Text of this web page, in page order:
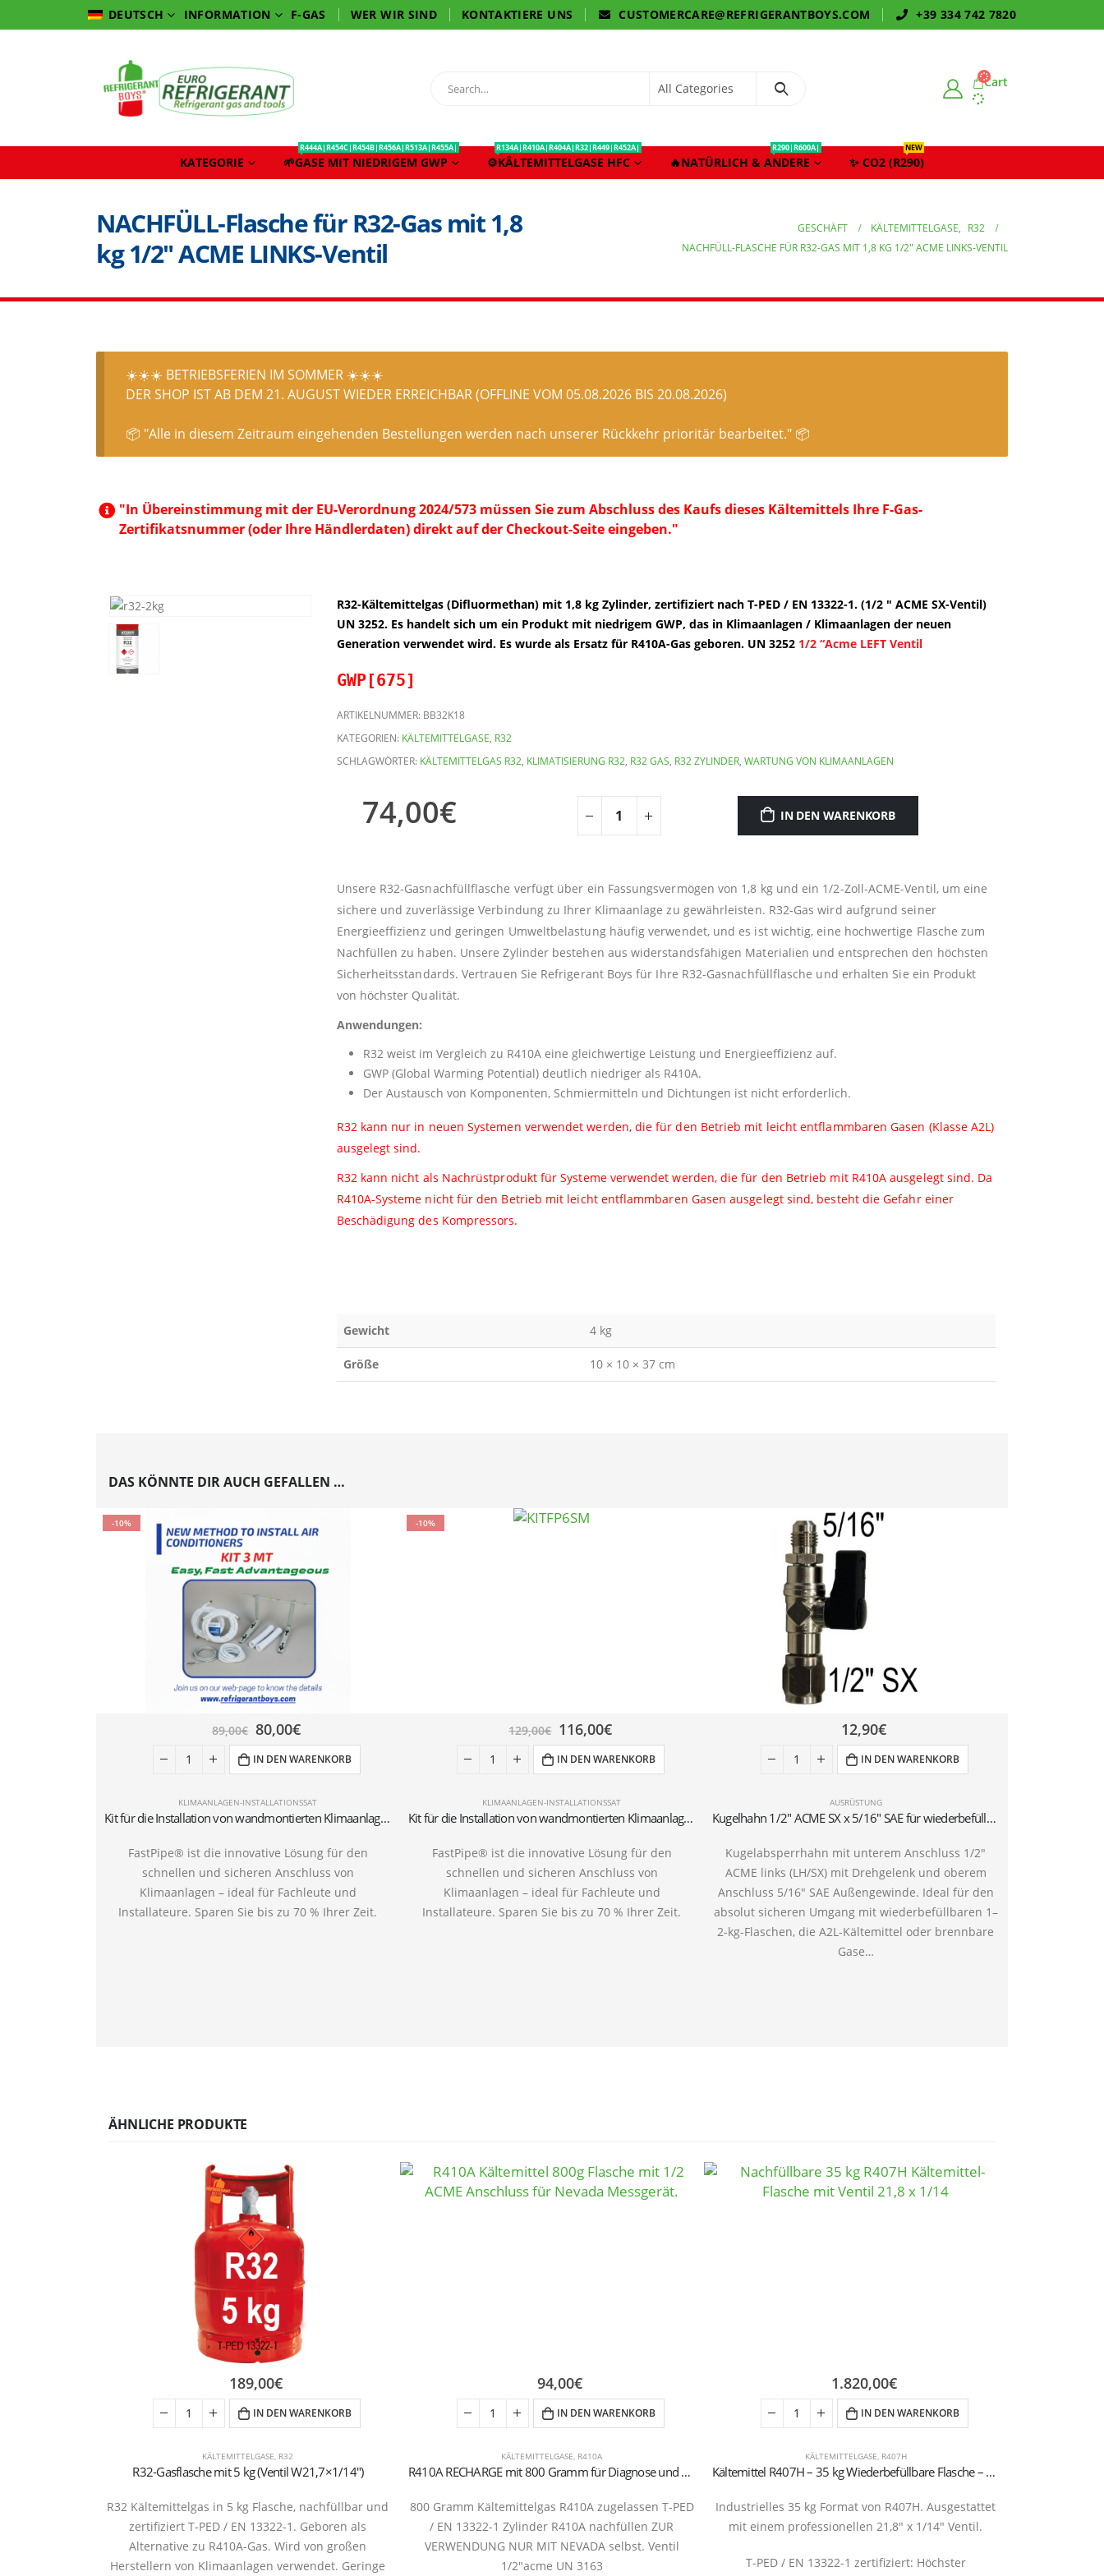
DEUTSCH INFORMATION F-GAS WER WIR SIND KONTAKTIERE UNS CUSTOMERCARE@REFRIGERANTBOYS.COM +39 334 742 7820
Cart
KATEGORIE 🌱GASE MIT NIEDRIGEM GWP
R444A|R454C|R454B|R456A|R513A|R455A|
⚙️KÄLTEMITTELGASE HFC
R134A|R410A|R404A|R32|R449|R452A|
🔥NATÜRLICH & ANDERE
R290|R600A|
✨ CO2 (R290)
NEW
NACHFÜLL-Flasche für R32-Gas mit 1,8
kg 1/2″ ACME LINKS-Ventil
GESCHÄFT KÄLTEMITTELGASE, R32
NACHFÜLL-FLASCHE FÜR R32-GAS MIT 1,8 KG 1/2″ ACME LINKS-VENTIL
☀️☀️☀️ BETRIEBSFERIEN IM SOMMER ☀️☀️☀️
DER SHOP IST AB DEM 21. AUGUST WIEDER ERREICHBAR (OFFLINE VOM 05.08.2026 BIS 20.08.2026)
📦 "Alle in diesem Zeitraum eingehenden Bestellungen werden nach unserer Rückkehr prioritär bearbeitet." 📦
"In Übereinstimmung mit der EU-Verordnung 2024/573 müssen Sie zum Abschluss des Kaufs dieses Kältemittels Ihre F-Gas-
Zertifikatsnummer (oder Ihre Händlerdaten) direkt auf der Checkout-Seite eingeben."
R32-Kältemittelgas (Difluormethan) mit 1,8 kg Zylinder, zertifiziert nach T-PED / EN 13322-1. (1/2 ″ ACME SX-Ventil)
UN 3252. Es handelt sich um ein Produkt mit niedrigem GWP, das in Klimaanlagen / Klimaanlagen der neuen
Generation verwendet wird. Es wurde als Ersatz für R410A-Gas geboren. UN 3252 1/2 “Acme LEFT Ventil
GWP[675]
ARTIKELNUMMER: BB32K18
KATEGORIEN: KÄLTEMITTELGASE, R32
SCHLAGWÖRTER: KÄLTEMITTELGAS R32, KLIMATISIERUNG R32, R32 GAS, R32 ZYLINDER, WARTUNG VON KLIMAANLAGEN
74,00€ IN DEN WARENKORB
Unsere R32-Gasnachfüllflasche verfügt über ein Fassungsvermögen von 1,8 kg und ein 1/2-Zoll-ACME-Ventil, um eine
sichere und zuverlässige Verbindung zu Ihrer Klimaanlage zu gewährleisten. R32-Gas wird aufgrund seiner
Energieeffizienz und geringen Umweltbelastung häufig verwendet, und es ist wichtig, eine hochwertige Flasche zum
Nachfüllen zu haben. Unsere Zylinder bestehen aus widerstandsfähigen Materialien und entsprechen den höchsten
Sicherheitsstandards. Vertrauen Sie Refrigerant Boys für Ihre R32-Gasnachfüllflasche und erhalten Sie ein Produkt
von höchster Qualität.
Anwendungen:
R32 weist im Vergleich zu R410A eine gleichwertige Leistung und Energieeffizienz auf.
GWP (Global Warming Potential) deutlich niedriger als R410A.
Der Austausch von Komponenten, Schmiermitteln und Dichtungen ist nicht erforderlich.
R32 kann nur in neuen Systemen verwendet werden, die für den Betrieb mit leicht entflammbaren Gasen (Klasse A2L)
ausgelegt sind.
R32 kann nicht als Nachrüstprodukt für Systeme verwendet werden, die für den Betrieb mit R410A ausgelegt sind. Da
R410A-Systeme nicht für den Betrieb mit leicht entflammbaren Gasen ausgelegt sind, besteht die Gefahr einer
Beschädigung des Kompressors.
Gewicht 4 kg
Größe 10 × 10 × 37 cm
DAS KÖNNTE DIR AUCH GEFALLEN …
-10%
KLIMAANLAGEN-INSTALLATIONSSAT
Kit für die Installation von wandmontierten Klimaanlagen mit 3-Meter-Rohren 1/4″+3/8″SAE
FastPipe® ist die innovative Lösung für den
schnellen und sicheren Anschluss von
Klimaanlagen – ideal für Fachleute und
Installateure. Sparen Sie bis zu 70 % Ihrer Zeit.
89,00€ 80,00€
IN DEN WARENKORB
-10%
KLIMAANLAGEN-INSTALLATIONSSAT
Kit für die Installation von wandmontierten Klimaanlagen mit 6-Meter-Rohren 1/4″+3/8″SAE
FastPipe® ist die innovative Lösung für den
schnellen und sicheren Anschluss von
Klimaanlagen – ideal für Fachleute und
Installateure. Sparen Sie bis zu 70 % Ihrer Zeit.
129,00€ 116,00€
IN DEN WARENKORB
AUSRÜSTUNG
Kugelhahn 1/2″ ACME SX x 5/16″ SAE für wiederbefüllbare Gasflaschen (1–2 kg)
Kugelabsperrhahn mit unterem Anschluss 1/2″
ACME links (LH/SX) mit Drehgelenk und oberem
Anschluss 5/16″ SAE Außengewinde. Ideal für den
absolut sicheren Umgang mit wiederbefüllbaren 1–
2-kg-Flaschen, die A2L-Kältemittel oder brennbare
Gase…
12,90€
IN DEN WARENKORB
ÄHNLICHE PRODUKTE
KÄLTEMITTELGASE R32
R32-Gasflasche mit 5 kg (Ventil W21,7×1/14″)
R32 Kältemittelgas in 5 kg Flasche, nachfüllbar und
zertifiziert T-PED / EN 13322-1. Geboren als
Alternative zu R410A-Gas. Wird von großen
Herstellern von Klimaanlagen verwendet. Geringe
189,00€
IN DEN WARENKORB
KÄLTEMITTELGASE R410A
R410A RECHARGE mit 800 Gramm für Diagnose und Konditionierung Nachfüllventil 1/2 Acme
800 Gramm Kältemittelgas R410A zugelassen T-PED
/ EN 13322-1 Zylinder R410A nachfüllen ZUR
VERWENDUNG NUR MIT NEVADA selbst. Ventil
1/2″acme UN 3163
94,00€
IN DEN WARENKORB
KÄLTEMITTELGASE R407H
Kältemittel R407H – 35 kg Wiederbefüllbare Flasche – 21,8″ x 1/14″ Ventil
Industrielles 35 kg Format von R407H. Ausgestattet
mit einem professionellen 21,8″ x 1/14″ Ventil.
T-PED / EN 13322-1 zertifiziert: Höchster
1.820,00€
IN DEN WARENKORB